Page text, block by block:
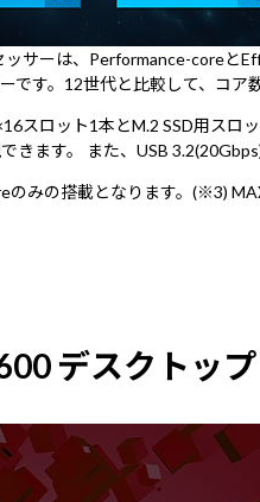
サーは、Performance-coreと
です。12世代と比較して、コ
スロット1本とM.2 SSD用スロ
きます。 また、USB
みの搭載となります。(※3)
デスクトッ